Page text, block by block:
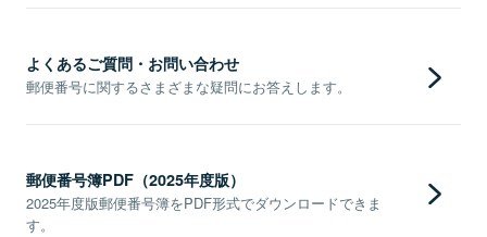
よくあるご質問・お問い合わせ
郵便番号に関するさまざまな疑問にお答えします。
郵便番号簿PDF（2025年度版）
2025年度版郵便番号簿をPDF形式でダウンロードできま
す。